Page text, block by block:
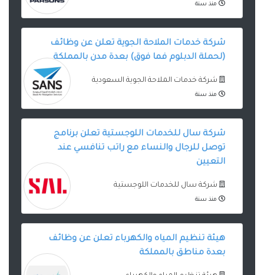
منذ سنة
شركة خدمات الملاحة الجوية تعلن عن وظائف
(لحملة الدبلوم فما فوق) بعدة مدن بالمملكة
شركة خدمات الملاحة الجوية السعودية
منذ سنة
شركة سال للخدمات اللوجستية تعلن برنامج
توصل للرجال والنساء مع راتب تنافسي عند
التعيين
شركة سال للخدمات اللوجستية
منذ سنة
هيئة تنظيم المياه والكهرباء تعلن عن وظائف
بعدة مناطق بالمملكة